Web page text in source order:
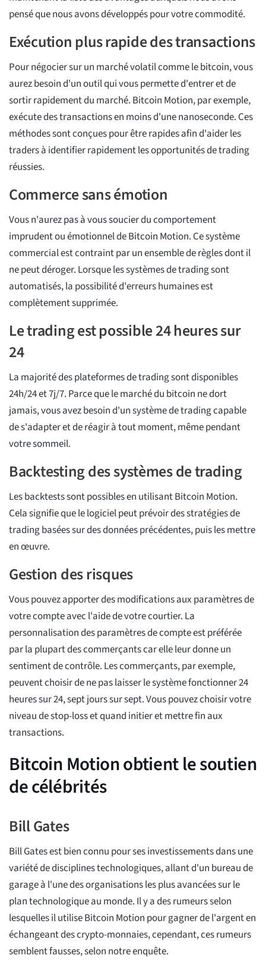
pensé que nous avons développés pour votre commodité.
Exécution plus rapide des transactions
Pour négocier sur un marché volatil comme le bitcoin, vous
aurez besoin d'un outil qui vous permette d'entrer et de
sortir rapidement du marché. Bitcoin Motion, par exemple,
exécute des transactions en moins d'une nanoseconde. Ces
méthodes sont conçues pour être rapides afin d'aider les
traders à identifier rapidement les opportunités de trading
réussies.
Commerce sans émotion
Vous n'aurez pas à vous soucier du comportement
imprudent ou émotionnel de Bitcoin Motion. Ce système
commercial est contraint par un ensemble de règles dont il
ne peut déroger. Lorsque les systèmes de trading sont
automatisés, la possibilité d'erreurs humaines est
complètement supprimée.
Le trading est possible 24 heures sur
24
La majorité des plateformes de trading sont disponibles
24h/24 et 7j/7. Parce que le marché du bitcoin ne dort
jamais, vous avez besoin d'un système de trading capable
de s'adapter et de réagir à tout moment, même pendant
votre sommeil.
Backtesting des systèmes de trading
Les backtests sont possibles en utilisant Bitcoin Motion.
Cela signifie que le logiciel peut prévoir des stratégies de
trading basées sur des données précédentes, puis les mettre
en œuvre.
Gestion des risques
Vous pouvez apporter des modifications aux paramètres de
votre compte avec l'aide de votre courtier. La
personnalisation des paramètres de compte est préférée
par la plupart des commerçants car elle leur donne un
sentiment de contrôle. Les commerçants, par exemple,
peuvent choisir de ne pas laisser le système fonctionner 24
heures sur 24, sept jours sur sept. Vous pouvez choisir votre
niveau de stop-loss et quand initier et mettre fin aux
transactions.
Bitcoin Motion obtient le soutien
de célébrités
Bill Gates
Bill Gates est bien connu pour ses investissements dans une
variété de disciplines technologiques, allant d'un bureau de
garage à l'une des organisations les plus avancées sur le
plan technologique au monde. Il y a des rumeurs selon
lesquelles il utilise Bitcoin Motion pour gagner de l'argent en
échangeant des crypto-monnaies, cependant, ces rumeurs
semblent fausses, selon notre enquête.